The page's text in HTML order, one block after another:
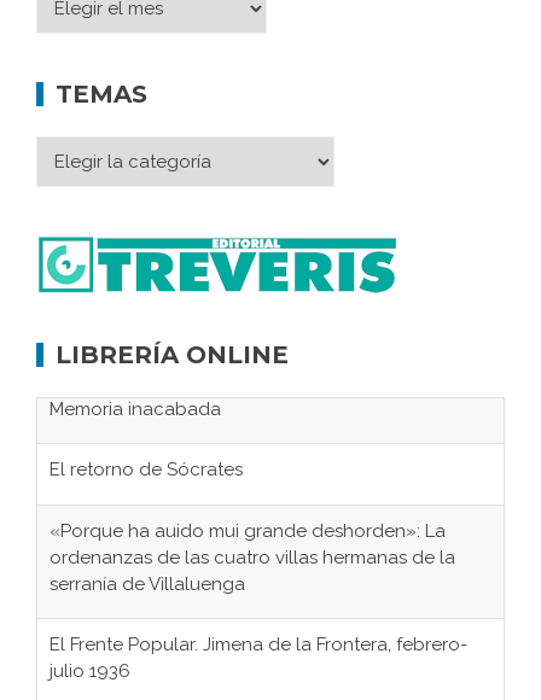
TEMAS
LIBRERÍA ONLINE
ordenanzas de las cuatro villas hermanas de la
serranía de Villaluenga
El Frente Popular. Jimena de la Frontera, febrero-
julio 1936
República, Guerra Civil y represión en Villamartín,